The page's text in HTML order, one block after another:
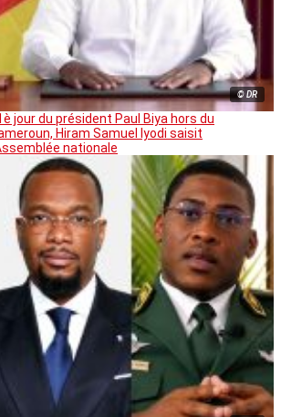
© DR
jour du président Paul Biya hors du
Hiram Samuel Iyodi saisit
nationale